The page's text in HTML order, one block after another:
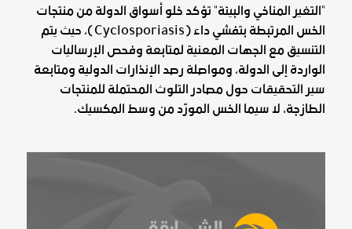
"التغير المناخي والبيئة" تؤكد خلو أسواق الدولة من منتجات
الخس المرتبطة بتفشي داء (Cyclosporiasis)، حيث يتم
التنسيق مع الجهات المعنية لمتابعة وفحص الإرساليات
الواردة إلى الدولة، ومواصلة رصد الإنذارات الدولية ومتابعة
سير التحقيقات حول مصادر التلوث المحتملة للمنتجات
الطازجة، لا سيما الخس المورّد من وسط المكسيك.